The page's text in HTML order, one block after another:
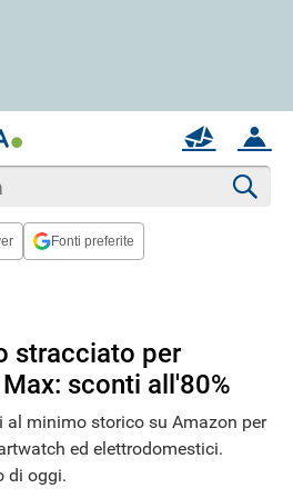
ACCOUNT
MAIL
Fonti preferite
stracciato per
sconti all'80%
al minimo storico su Amazon per
ed elettrodomestici.
di oggi.